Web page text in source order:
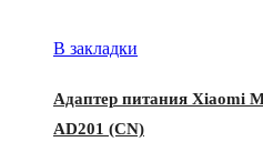
В закладки
Адаптер питания Xiaomi
AD201 (CN)